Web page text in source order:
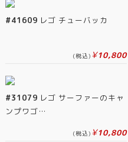
#41609 レゴ チューバッカ
(税込) ¥10,800
#31079 レゴ サーファーのキャ
ンプワゴ…
(税込) ¥10,800